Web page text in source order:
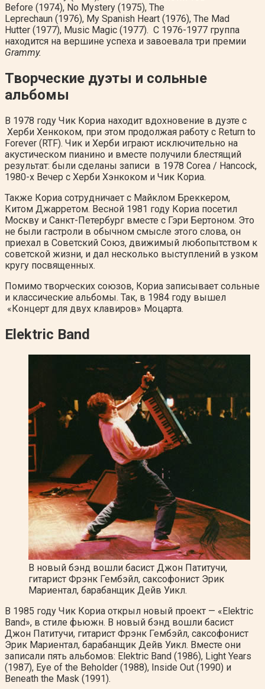
Before (1974), No Mystery (1975), The
Leprechaun (1976), My Spanish Heart (1976), The Mad
Hutter (1977), Music Magic (1977). С 1976-1977 группа
находится на вершине успеха и завоевала три премии
Grammy.
Творческие дуэты и сольные
альбомы
В 1978 году Чик Кориа находит вдохновение в дуэте с
Херби Хенкоком, при этом продолжая работу с Return to
Forever (RTF). Чик и Херби играют исключительно на
акустическом пианино и вместе получили блестящий
результат: были сделаны записи в 1978 Corea / Hancock,
1980-х Вечер с Херби Хэнкоком и Чик Кориа.
Также Кориа сотрудничает с Майклом Бреккером,
Китом Джарретом. Весной 1981 году Кориа посетил
Москву и Санкт-Петербург вместе с Гэри Бертоном. Это
не были гастроли в обычном смысле этого слова, он
приехал в Советский Союз, движимый любопытством к
советской жизни, и дал несколько выступлений в узком
кругу посвященных.
Помимо творческих союзов, Кориа записывает сольные
и классические альбомы. Так, в 1984 году вышел
«Концерт для двух клавиров» Моцарта.
Elektric Band
В новый бэнд вошли басист Джон Патитучи,
гитарист Фрэнк Гембэйл, саксофонист Эрик
Мариентал, барабанщик Дейв Уикл.
В 1985 году Чик Кориа открыл новый проект — «Elektric
Band», в стиле фьюжн. В новый бэнд вошли басист
Джон Патитучи, гитарист Фрэнк Гембэйл, саксофонист
Эрик Мариентал, барабанщик Дейв Уикл. Вместе они
записали пять альбомов: Elektric Band (1986), Light Years
(1987), Eye of the Beholder (1988), Inside Out (1990) и
Beneath the Mask (1991).